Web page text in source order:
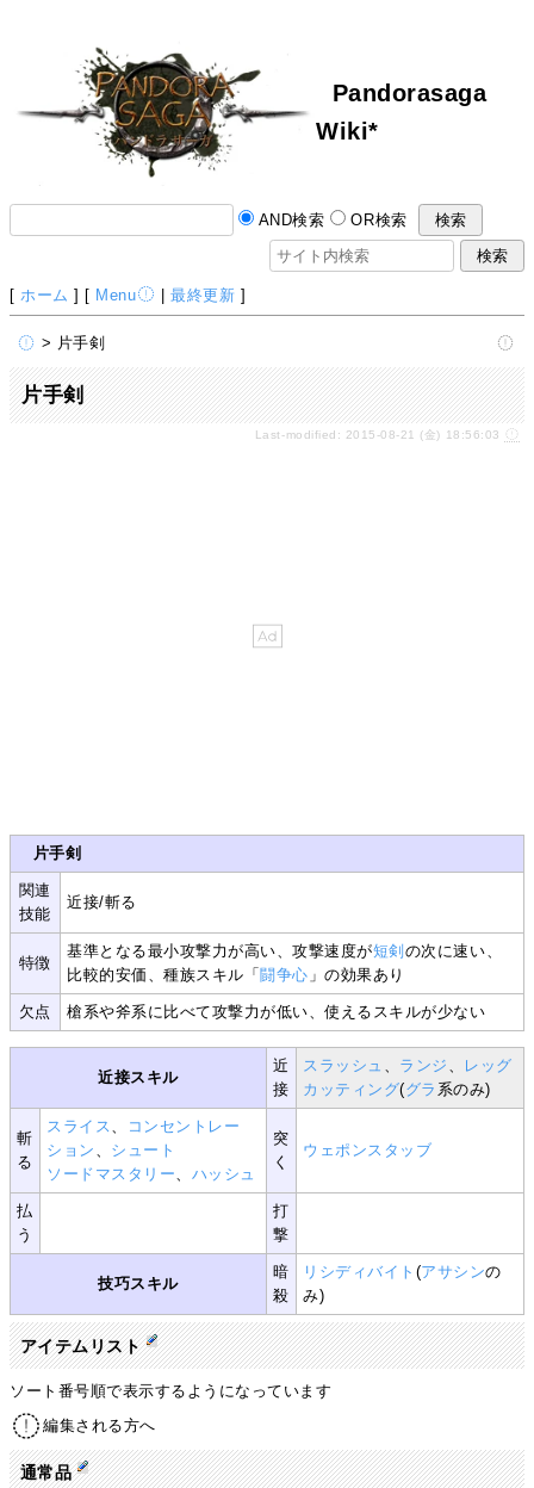
Pandorasaga
Wiki*
AND検索 OR検索
[ ホーム ] [ Menu |最終更新 ]
> 片手剣
片手剣
Last-modified: 2015-08-21 (金) 18:56:03
片手剣
関連
技能
近接/斬る
特徴
基準となる最小攻撃力が高い、攻撃速度が短剣の次に速い、
比較的安価、種族スキル「闘争心 」の効果あり
欠点 槍系や斧系に比べて攻撃力が低い、使えるスキルが少ない
近接スキル
近
接
スラッシュ ランジ
レッグ
カッティング(グラ 系のみ)
斬
る
スライス
コンセントレー
ション
シュート
ソードマスタリー
ハッシュ
突
く
ウェポンスタッブ
払
う
打
撃
技巧スキル
暗
殺
リシディバイト (アサシンの
み)
アイテムリスト
ソート番号順で表示するようになっています
編集される方へ
通常品